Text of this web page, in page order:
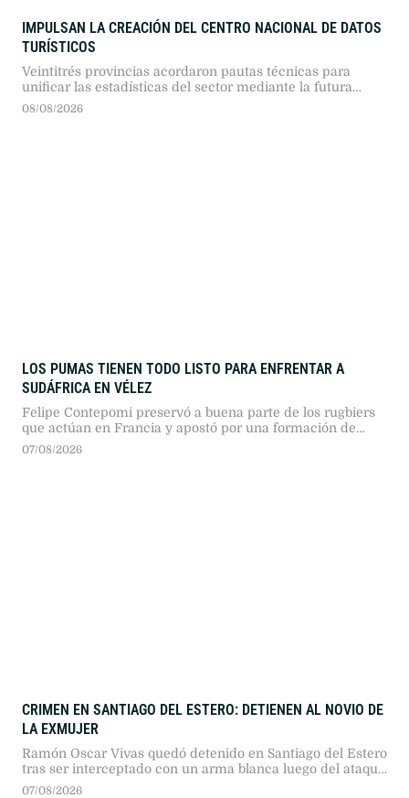
IMPULSAN LA CREACIÓN DEL CENTRO NACIONAL DE DATOS
TURÍSTICOS
Veintitrés provincias acordaron pautas técnicas para
unificar las estadísticas del sector mediante la futura
plataforma federal de información.
08/08/2026
LOS PUMAS TIENEN TODO LISTO PARA ENFRENTAR A
SUDÁFRICA EN VÉLEZ
Felipe Contepomi preservó a buena parte de los rugbiers
que actúan en Francia y apostó por una formación de
poca experiencia para medirse con el bicampeón
mundial.
07/08/2026
CRIMEN EN SANTIAGO DEL ESTERO: DETIENEN AL NOVIO DE
LA EXMUJER
Ramón Oscar Vivas quedó detenido en Santiago del Estero
tras ser interceptado con un arma blanca luego del ataque
contra la expareja de su novia.
07/08/2026